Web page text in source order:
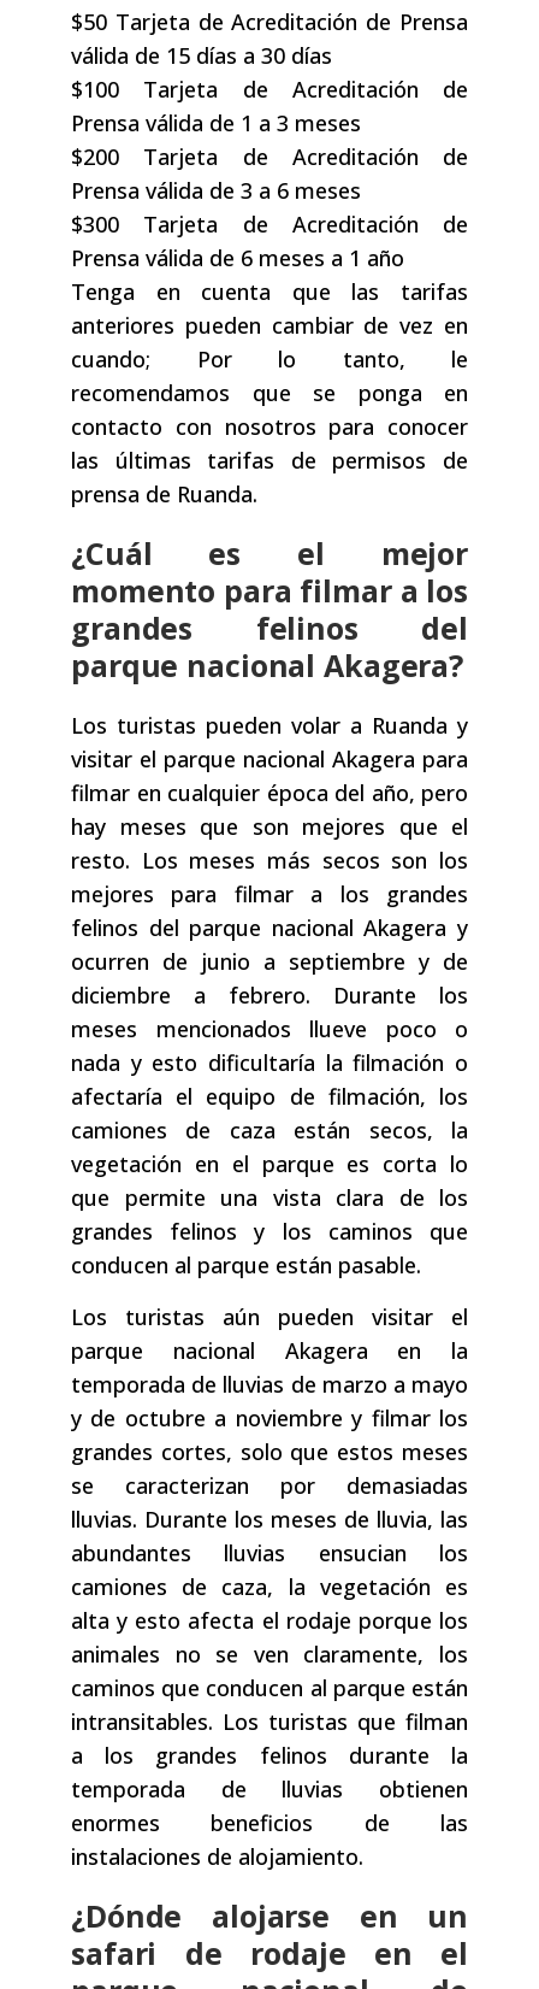
$50 Tarjeta de Acreditación de Prensa
válida de 15 días a 30 días
$100 Tarjeta de Acreditación de
Prensa válida de 1 a 3 meses
$200 Tarjeta de Acreditación de
Prensa válida de 3 a 6 meses
$300 Tarjeta de Acreditación de
Prensa válida de 6 meses a 1 año
Tenga en cuenta que las tarifas
anteriores pueden cambiar de vez en
cuando; Por lo tanto, le
recomendamos que se ponga en
contacto con nosotros para conocer
las últimas tarifas de permisos de
prensa de Ruanda.
¿Cuál es el mejor
momento para filmar a los
grandes felinos del
parque nacional Akagera?
Los turistas pueden volar a Ruanda y
visitar el parque nacional Akagera para
filmar en cualquier época del año, pero
hay meses que son mejores que el
resto. Los meses más secos son los
mejores para filmar a los grandes
felinos del parque nacional Akagera y
ocurren de junio a septiembre y de
diciembre a febrero. Durante los
meses mencionados llueve poco o
nada y esto dificultaría la filmación o
afectaría el equipo de filmación, los
camiones de caza están secos, la
vegetación en el parque es corta lo
que permite una vista clara de los
grandes felinos y los caminos que
conducen al parque están pasable.
Los turistas aún pueden visitar el
parque nacional Akagera en la
temporada de lluvias de marzo a mayo
y de octubre a noviembre y filmar los
grandes cortes, solo que estos meses
se caracterizan por demasiadas
lluvias. Durante los meses de lluvia, las
abundantes lluvias ensucian los
camiones de caza, la vegetación es
alta y esto afecta el rodaje porque los
animales no se ven claramente, los
caminos que conducen al parque están
intransitables. Los turistas que filman
a los grandes felinos durante la
temporada de lluvias obtienen
enormes beneficios de las
instalaciones de alojamiento.
¿Dónde alojarse en un
safari de rodaje en el